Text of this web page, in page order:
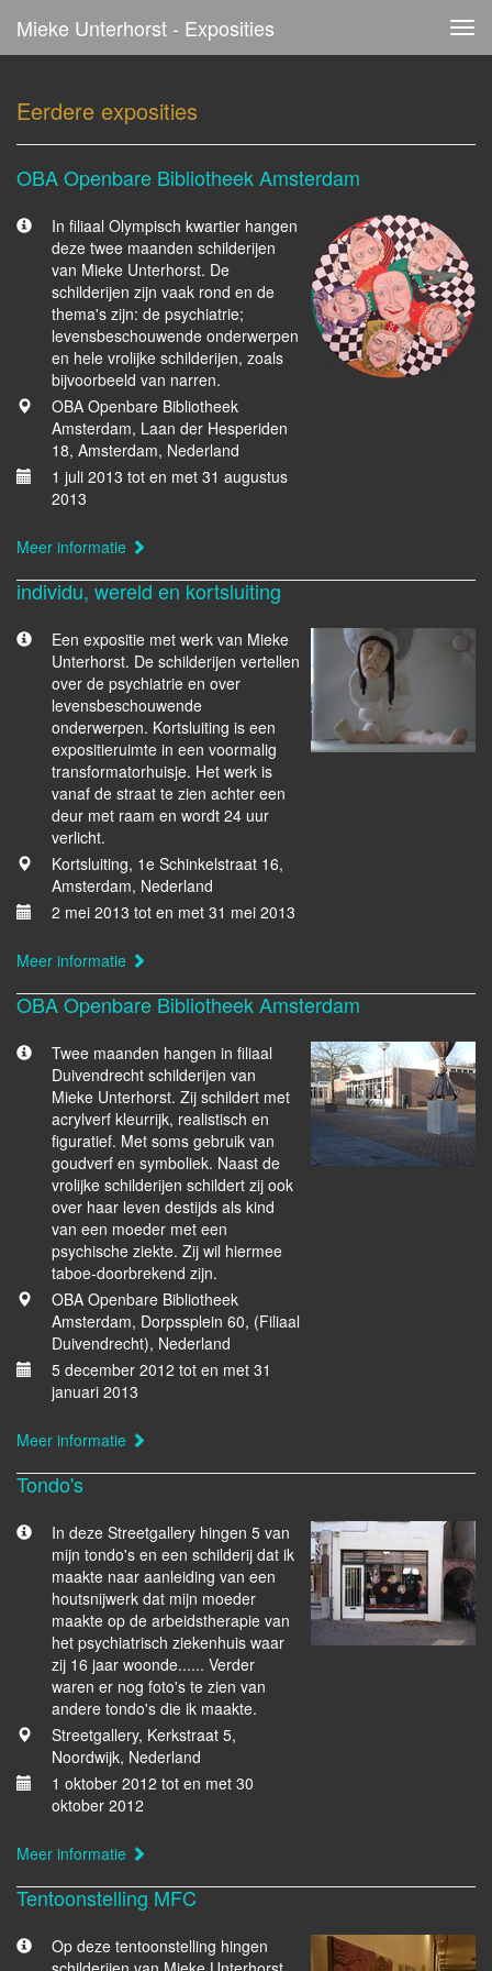
Mieke Unterhorst - Exposities
Eerdere exposities
OBA Openbare Bibliotheek Amsterdam
In filiaal Olympisch kwartier hangen
deze twee maanden schilderijen
van Mieke Unterhorst. De
schilderijen zijn vaak rond en de
thema's zijn: de psychiatrie;
levensbeschouwende onderwerpen
en hele vrolijke schilderijen, zoals
bijvoorbeeld van narren.
OBA Openbare Bibliotheek
Amsterdam, Laan der Hesperiden
18, Amsterdam, Nederland
1 juli 2013 tot en met 31 augustus
2013
Meer informatie
individu, wereld en kortsluiting
Een expositie met werk van Mieke
Unterhorst. De schilderijen vertellen
over de psychiatrie en over
levensbeschouwende
onderwerpen. Kortsluiting is een
expositieruimte in een voormalig
transformatorhuisje. Het werk is
vanaf de straat te zien achter een
deur met raam en wordt 24 uur
verlicht.
Kortsluiting, 1e Schinkelstraat 16,
Amsterdam, Nederland
2 mei 2013 tot en met 31 mei 2013
Meer informatie
OBA Openbare Bibliotheek Amsterdam
Twee maanden hangen in filiaal
Duivendrecht schilderijen van
Mieke Unterhorst. Zij schildert met
acrylverf kleurrijk, realistisch en
figuratief. Met soms gebruik van
goudverf en symboliek. Naast de
vrolijke schilderijen schildert zij ook
over haar leven destijds als kind
van een moeder met een
psychische ziekte. Zij wil hiermee
taboe-doorbrekend zijn.
OBA Openbare Bibliotheek
Amsterdam, Dorpssplein 60, (Filiaal
Duivendrecht), Nederland
5 december 2012 tot en met 31
januari 2013
Meer informatie
Tondo's
In deze Streetgallery hingen 5 van
mijn tondo's en een schilderij dat ik
maakte naar aanleiding van een
houtsnijwerk dat mijn moeder
maakte op de arbeidstherapie van
het psychiatrisch ziekenhuis waar
zij 16 jaar woonde...... Verder
waren er nog foto's te zien van
andere tondo's die ik maakte.
Streetgallery, Kerkstraat 5,
Noordwijk, Nederland
1 oktober 2012 tot en met 30
oktober 2012
Meer informatie
Tentoonstelling MFC
Op deze tentoonstelling hingen